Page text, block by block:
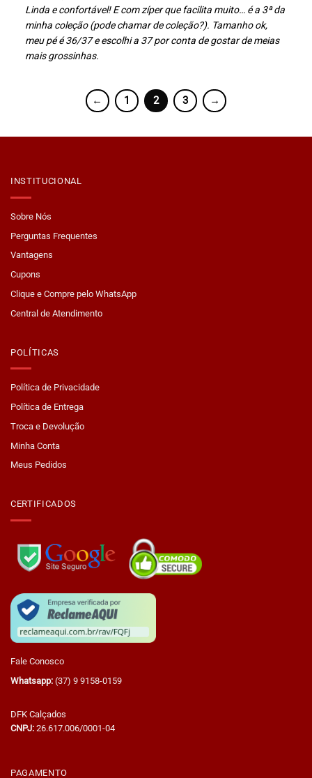
de 5
Linda e confortável! E com zíper que facilita muito… é a 3ª da
minha coleção (pode chamar de coleção?). Tamanho ok,
meu pé é 36/37 e escolhi a 37 por conta de gostar de meias
mais grossinhas.
← 1 2 3 →
INSTITUCIONAL
Sobre Nós
Perguntas Frequentes
Vantagens
Cupons
Clique e Compre pelo WhatsApp
Central de Atendimento
POLÍTICAS
Política de Privacidade
Política de Entrega
Troca e Devolução
Minha Conta
Meus Pedidos
CERTIFICADOS
Fale Conosco
Whatsapp: (37) 9 9158-0159
DFK Calçados
CNPJ: 26.617.006/0001-04
PAGAMENTO